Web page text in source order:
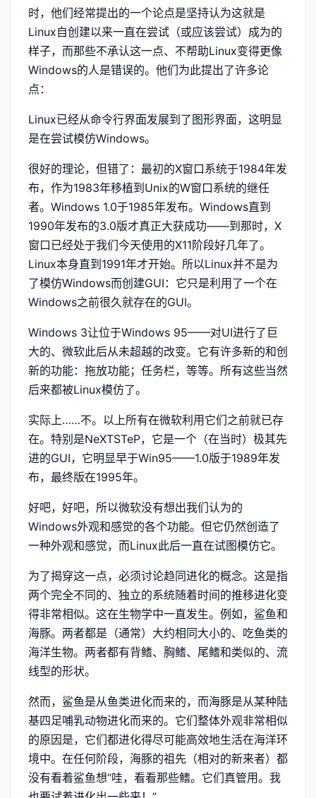
时，他们经常提出的一个论点是坚持认为这就是
Linux自创建以来一直在尝试（或应该尝试）成为的
样子，而那些不承认这一点、不帮助Linux变得更像
Windows的人是错误的。他们为此提出了许多论
点：
Linux已经从命令行界面发展到了图形界面，这明显
是在尝试模仿Windows。
很好的理论，但错了：最初的X窗口系统于1984年发
布，作为1983年移植到Unix的W窗口系统的继任
者。Windows 1.0于1985年发布。Windows直到
1990年发布的3.0版才真正大获成功——到那时，X
窗口已经处于我们今天使用的X11阶段好几年了。
Linux本身直到1991年才开始。所以Linux并不是为
了模仿Windows而创建GUI：它只是利用了一个在
Windows之前很久就存在的GUI。
Windows 3让位于Windows 95——对UI进行了巨
大的、微软此后从未超越的改变。它有许多新的和创
新的功能：拖放功能；任务栏，等等。所有这些当然
后来都被Linux模仿了。
实际上……不。以上所有在微软利用它们之前就已存
在。特别是NeXTSTeP，它是一个（在当时）极其先
进的GUI，它明显早于Win95——1.0版于1989年发
布，最终版在1995年。
好吧，好吧，所以微软没有想出我们认为的
Windows外观和感觉的各个功能。但它仍然创造了
一种外观和感觉，而Linux此后一直在试图模仿它。
为了揭穿这一点，必须讨论趋同进化的概念。这是指
两个完全不同的、独立的系统随着时间的推移进化变
得非常相似。这在生物学中一直发生。例如，鲨鱼和
海豚。两者都是（通常）大约相同大小的、吃鱼类的
海洋生物。两者都有背鳍、胸鳍、尾鳍和类似的、流
线型的形状。
然而，鲨鱼是从鱼类进化而来的，而海豚是从某种陆
基四足哺乳动物进化而来的。它们整体外观非常相似
的原因是，它们都进化得尽可能高效地生活在海洋环
境中。在任何阶段，海豚的祖先（相对的新来者）都
没有看着鲨鱼想“哇，看看那些鳍。它们真管用。我